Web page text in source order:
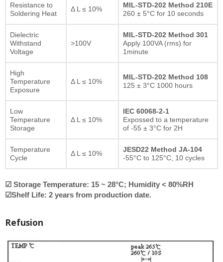
Resistance to
Soldering Heat
Δ L ≤ 10%
MIL-STD-202 Method 210E
260 ± 5°C for 10 seconds
Dielectric
Withstand
Voltage
>100V
MIL-STD-202 Method 301
Apply 100VA (rms) for
1minute
High
Temperature
Exposure
Δ L ≤ 10%
MIL-STD-202 Method 108
125 ± 3°C 1000 hours
Low
Temperature
Storage
Δ L ≤ 10%
IEC 60068-2-1
Expossed to a temperature
of -55 ± 3°C for 2H
Temperature
Cycle
Δ L ≤ 10%
JESD22 Method JA-104
-55°C to 125°C, 10 cycles
☑ Storage Temperature: 15 ~ 28°C; Humidity < 80%RH
☑Shelf Life: 2 years from production date.
Refusion